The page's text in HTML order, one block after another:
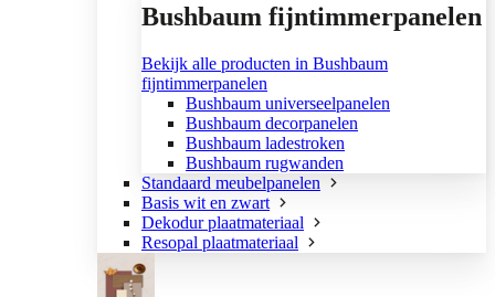
Bushbaum fijntimmerpanelen
Bekijk alle producten in Bushbaum
fijntimmerpanelen
Bushbaum universeelpanelen
Bushbaum decorpanelen
Bushbaum ladestroken
Bushbaum rugwanden
Standaard meubelpanelen
Basis wit en zwart
Dekodur plaatmateriaal
Resopal plaatmateriaal